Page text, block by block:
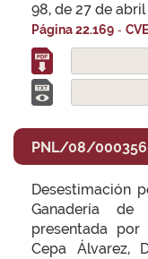
98, de 27 de abril
Página 22.169 -
PNL/08/
Desestimación
Ganadería
presentada
Cepa Álvarez,